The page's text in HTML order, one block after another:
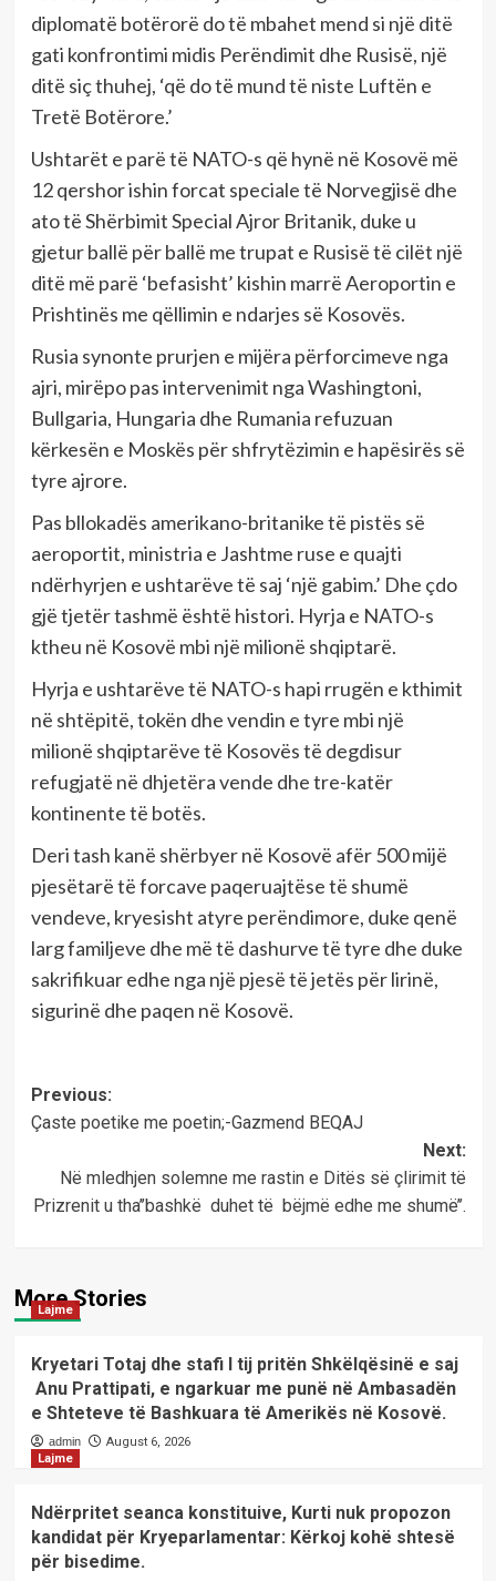
diplomatë botërorë do të mbahet mend si një ditë
gati konfrontimi midis Perëndimit dhe Rusisë, një
ditë siç thuhej, ‘që do të mund të niste Luftën e
Tretë Botërore.’
Ushtarët e parë të NATO-s që hynë në Kosovë më
12 qershor ishin forcat speciale të Norvegjisë dhe
ato të Shërbimit Special Ajror Britanik, duke u
gjetur ballë për ballë me trupat e Rusisë të cilët një
ditë më parë ‘befasisht’ kishin marrë Aeroportin e
Prishtinës me qëllimin e ndarjes së Kosovës.
Rusia synonte prurjen e mijëra përforcimeve nga
ajri, mirëpo pas intervenimit nga Washingtoni,
Bullgaria, Hungaria dhe Rumania refuzuan
kërkesën e Moskës për shfrytëzimin e hapësirës së
tyre ajrore.
Pas bllokadës amerikano-britanike të pistës së
aeroportit, ministria e Jashtme ruse e quajti
ndërhyrjen e ushtarëve të saj ‘një gabim.’ Dhe çdo
gjë tjetër tashmë është histori. Hyrja e NATO-s
ktheu në Kosovë mbi një milionë shqiptarë.
Hyrja e ushtarëve të NATO-s hapi rrugën e kthimit
në shtëpitë, tokën dhe vendin e tyre mbi një
milionë shqiptarëve të Kosovës të degdisur
refugjatë në dhjetëra vende dhe tre-katër
kontinente të botës.
Deri tash kanë shërbyer në Kosovë afër 500 mijë
pjesëtarë të forcave paqeruajtëse të shumë
vendeve, kryesisht atyre perëndimore, duke qenë
larg familjeve dhe më të dashurve të tyre dhe duke
sakrifikuar edhe nga një pjesë të jetës për lirinë,
sigurinë dhe paqen në Kosovë.
Post
navigation
Previous:
Çaste poetike me poetin;-Gazmend BEQAJ
Next:
Në mledhjen solemne me rastin e Ditës së çlirimit të
Prizrenit u tha’’bashkë duhet të bëjmë edhe me shumë’’.
More Stories
Lajme
Kryetari Totaj dhe stafi I tij pritën Shkëlqësinë e saj
Anu Prattipati, e ngarkuar me punë në Ambasadën
e Shteteve të Bashkuara të Amerikës në Kosovë.
admin
August 6, 2026
Lajme
Ndërpritet seanca konstituive, Kurti nuk propozon
kandidat për Kryeparlamentar: Kërkoj kohë shtesë
për bisedime.